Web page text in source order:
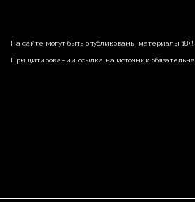
На сайте могут быть опубликованы материалы 18+!
При цитировании ссылка на источник обязательна.